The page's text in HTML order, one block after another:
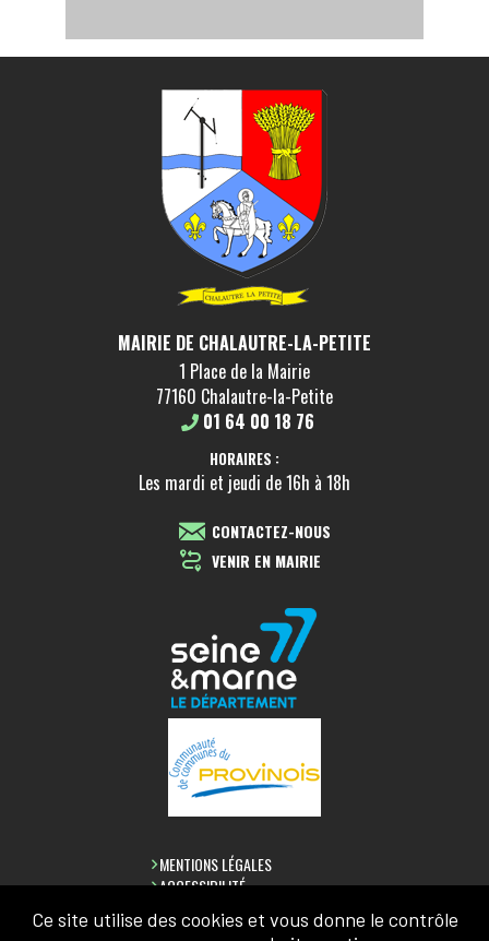
MAIRIE DE CHALAUTRE-LA-PETITE
1 Place de la Mairie
77160 Chalautre-la-Petite
01 64 00 18 76
HORAIRES :
Les mardi et jeudi de 16h à 18h
CONTACTEZ-NOUS
VENIR EN MAIRIE
MENTIONS LÉGALES
ACCESSIBILITÉ
CONFIDENTIALITÉ
PLAN DU SITE
Ce site utilise des cookies et vous donne le contrôle